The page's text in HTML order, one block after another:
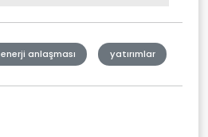
enerji anlaşması yatırımlar